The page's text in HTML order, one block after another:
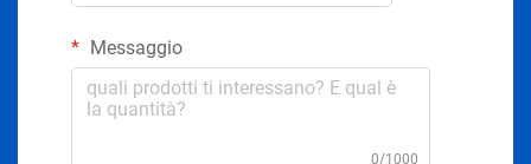
Messaggio
0/1000